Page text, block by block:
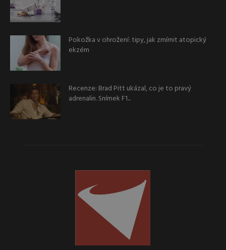
Pokožka v ohrožení: tipy, jak zmírnit atopický
ekzém
Recenze: Brad Pitt ukázal, co je to pravý
adrenalin. Snímek F1...